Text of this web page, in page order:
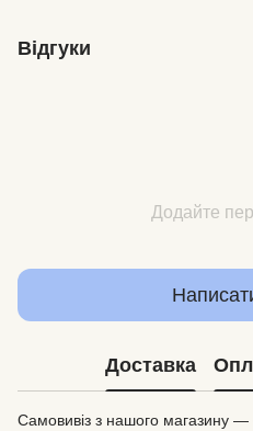
Відгуки
Додайте
Доставка
Самовивіз з нашого магазину —